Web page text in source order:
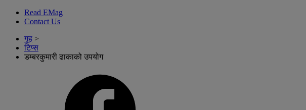
Read EMag
Contact Us
गृह >
टिप्स
डम्बरकुमारी ढाकाको उपयोग